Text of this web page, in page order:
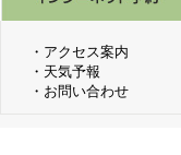
・ アクセス案内
・ 天気予報
・ お問い合わせ